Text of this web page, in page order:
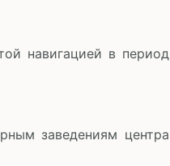
навигацией в период
заведениям центра